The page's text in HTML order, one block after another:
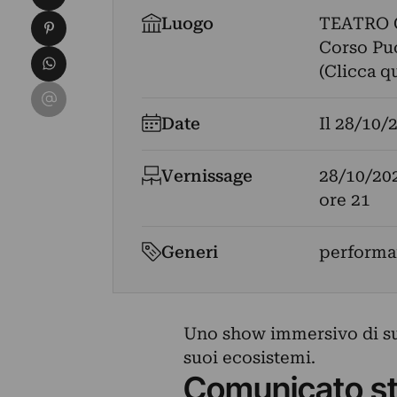
Luogo
TEATRO
Corso
(Clicca
Date Il 28/10/
Vernissage
28/10/
ore 21
Generi
Uno show immersivo di
suoi ecosistemi.
Comunicato
Condividi su Pinterest
Condividi su WhatsApp
Condividi su Email